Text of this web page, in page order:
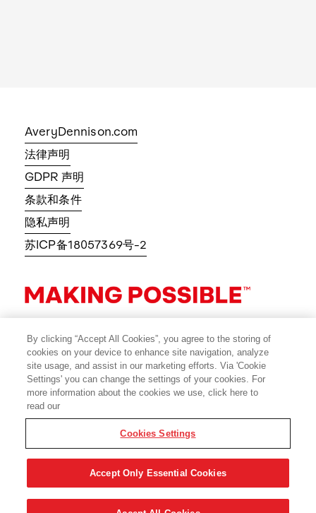
AveryDennison.com
法律声明
GDPR 声明
条款和条件
隐私声明
苏ICP备18057369号-2
© 2026 Avery Dennison Corporation
By clicking “Accept All Cookies”, you agree to the storing of
cookies on your device to enhance site navigation, analyze
site usage, and assist in our marketing efforts. Via 'Cookie
Settings' you can change the settings of your cookies. For
more information about the cookies we use, click here to
read our
Cookies Settings
Accept Only Essential Cookies